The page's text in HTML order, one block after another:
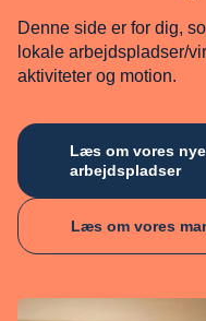
Denne side er for dig,
lokale arbejdspladser/
aktiviteter og motion.
Læs om vores
arbejdspladser
Læs om vores